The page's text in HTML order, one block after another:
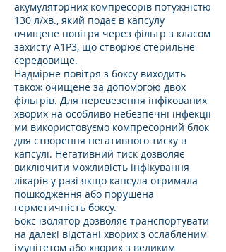
акумуляторних компресорів потужністю
130 л/хв., який подає в капсулу
очищене повітря через фільтр з класом
захисту А1Р3, що створює стерильне
середовище.
Надмірне повітря з боксу виходить
також очищене за допомогою двох
фільтрів. Для перевезення інфікованих
хворих на особливо небезпечні інфекції
ми використовуємо компресорний блок
для створення негативного тиску в
капсулі. Негативний тиск дозволяє
виключити можливість інфікування
лікарів у разі якщо капсула отримала
пошкодження або порушена
герметичність боксу.
Бокс ізолятор дозволяє транспортувати
на далекі відстані хворих з ослабленим
імунітетом або хворих з великим